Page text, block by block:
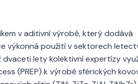
v aditivní výrobě, který dodává
výkonná použití v sektorech
lety kolektivní expertízy
(PREP) k výrobě sférických